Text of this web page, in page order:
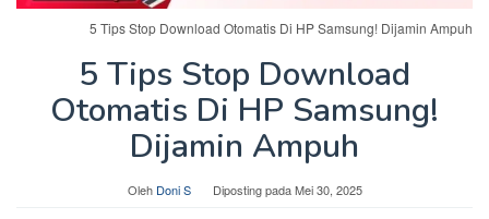
5 Tips Stop Download Otomatis Di HP Samsung! Dijamin Ampuh
5 Tips Stop Download
Otomatis Di HP Samsung!
Dijamin Ampuh
Oleh Doni S Diposting padaMei 30, 2025